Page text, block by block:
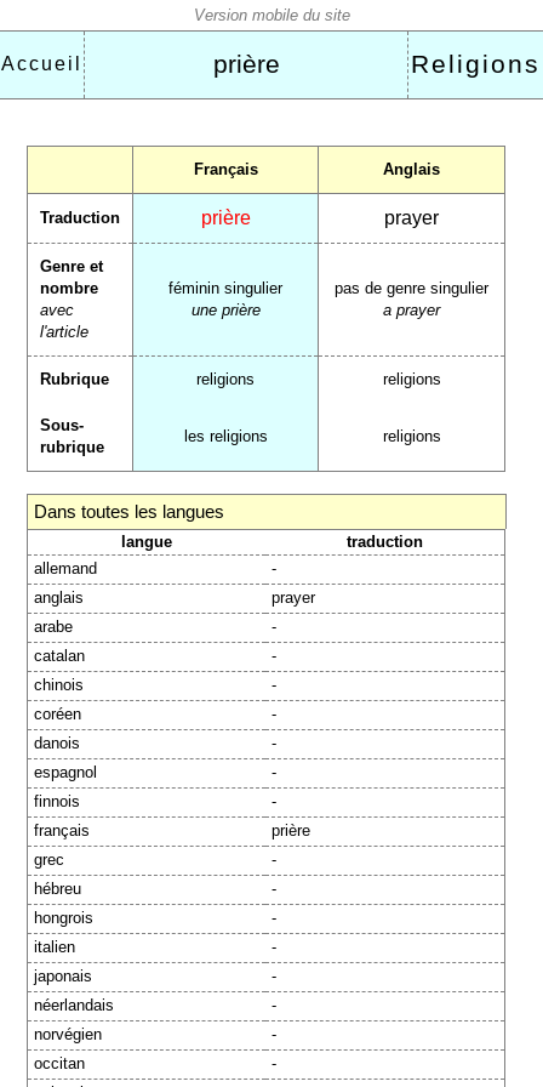
Accueil prière Religions
Français Anglais
Traduction prière prayer
Genre et
nombre
avec
l'article
féminin singulier
une prière
pas de genre singulier
a prayer
Rubrique religions religions
Sous-
rubrique
les religions religions
Dans toutes les langues
langue
traduction
allemand
-
anglais
prayer
arabe
-
catalan
-
chinois
-
coréen
-
danois
-
espagnol
-
finnois
-
français
prière
grec
-
hébreu
-
hongrois
-
italien
-
japonais
-
néerlandais
-
norvégien
-
occitan
-